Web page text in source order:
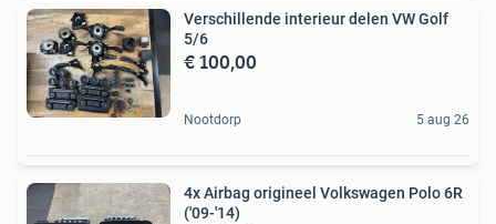
Verschillende interieur delen VW Golf
5/6
€ 100,00
Nootdorp 5 aug 26
4x Airbag origineel Volkswagen Polo 6R
('09-'14)